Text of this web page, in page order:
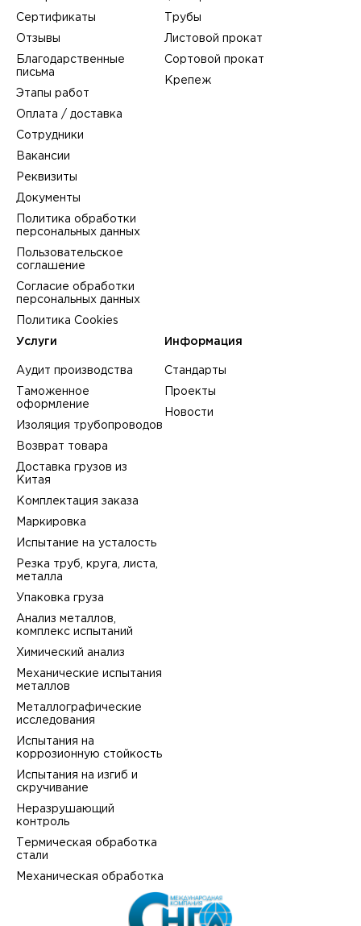
Сертификаты
Отзывы
Благодарственные
письма
Этапы работ
Оплата / доставка
Сотрудники
Вакансии
Реквизиты
Документы
Политика обработки
персональных данных
Пользовательское
соглашение
Согласие обработки
персональных данных
Политика Cookies
Трубы
Листовой прокат
Сортовой прокат
Крепеж
Услуги
Аудит производства
Таможенное
оформление
Изоляция трубопроводов
Возврат товара
Доставка грузов из
Китая
Комплектация заказа
Маркировка
Испытание на усталость
Резка труб, круга, листа,
металла
Упаковка груза
Анализ металлов,
комплекс испытаний
Химический анализ
Механические испытания
металлов
Металлографические
исследования
Испытания на
коррозионную стойкость
Испытания на изгиб и
скручивание
Неразрушающий
контроль
Термическая обработка
стали
Механическая обработка
Информация
Стандарты
Проекты
Новости